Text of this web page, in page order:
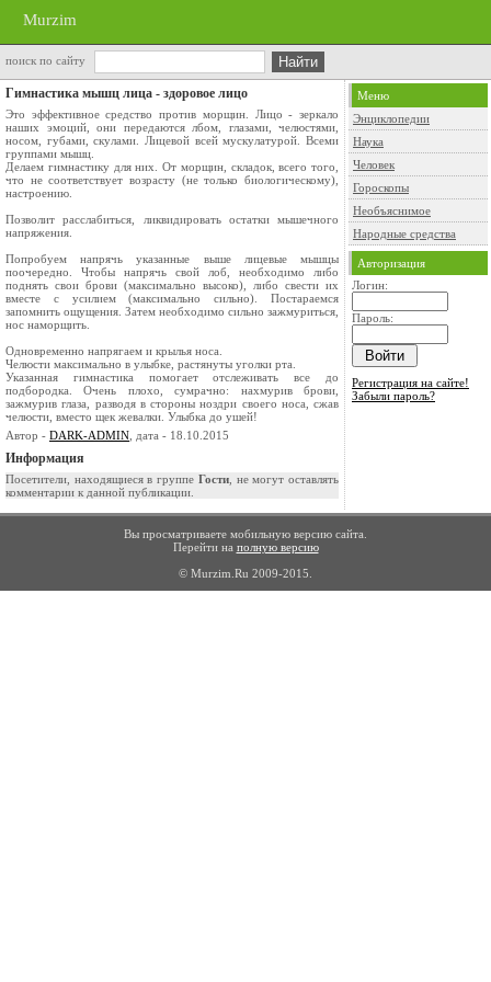
Murzim
поиск по сайту
Гимнастика мышц лица - здоровое лицо
Это эффективное средство против морщин. Лицо - зеркало
наших эмоций, они передаются лбом, глазами, челюстями,
носом, губами, скулами. Лицевой всей мускулатурой. Всеми
группами мышц.
Делаем гимнастику для них. От морщин, складок, всего того,
что не соответствует возрасту (не только биологическому),
настроению.
Позволит расслабиться, ликвидировать остатки мышечного
напряжения.
Попробуем напрячь указанные выше лицевые мышцы
поочередно. Чтобы напрячь свой лоб, необходимо либо
поднять свои брови (максимально высоко), либо свести их
вместе с усилием (максимально сильно). Постараемся
запомнить ощущения. Затем необходимо сильно зажмуриться,
нос наморщить.
Одновременно напрягаем и крылья носа.
Челюсти максимально в улыбке, растянуты уголки рта.
Указанная гимнастика помогает отслеживать все до
подбородка. Очень плохо, сумрачно: нахмурив брови,
зажмурив глаза, разводя в стороны ноздри своего носа, сжав
челюсти, вместо щек жевалки. Улыбка до ушей!
Автор - DARK-ADMIN , дата - 18.10.2015
Информация
Посетители, находящиеся в группе Гости, не могут оставлять
комментарии к данной публикации.
Меню
Энциклопедии
Наука
Человек
Гороскопы
Необъяснимое
Народные средства
Авторизация
Логин:
Пароль:
Регистрация на сайте!
Забыли пароль?
Вы просматриваете мобильную версию сайта.
Перейти на полную версию
© Murzim.Ru 2009-2015.